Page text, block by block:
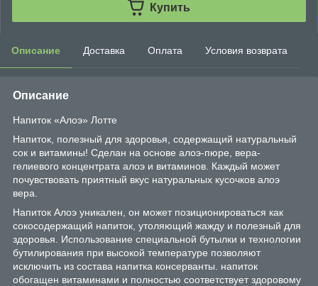
Купить
Описание Доставка Оплата Условия возврата
Описание
Напиток «Алоэ» Лотте
Напиток, полезный для здоровья, содержащий натуральный
сок и витамины! Сделан на основе алоэ-пюре, вера-
гелиевого концентрата алоэ и витаминов. Каждый может
почувствовать приятный вкус натуральных кусочков алоэ
вера.
Напиток Алоэ уникален, он может позиционироваться как
сокосодержащий напиток, утоляющий жажду и полезный для
здоровья. Использование специальной бутылки и технологии
бутилирования при высокой температуре позволяют
исключить из состава напитка консерванты. напиток
обогащен витаминами и полностью соответствует здоровому